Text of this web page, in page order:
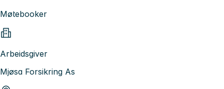
Møtebooker
Arbeidsgiver
Mjøsa Forsikring As